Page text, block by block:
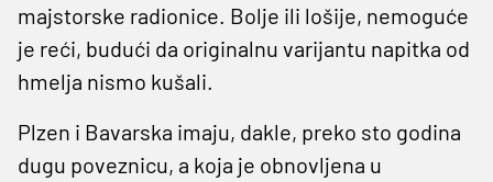
majstorske radionice. Bolje ili lošije, nemoguće
je reći, budući da originalnu varijantu napitka od
hmelja nismo kušali.
Plzen i Bavarska imaju, dakle, preko sto godina
dugu poveznicu, a koja je obnovljena u